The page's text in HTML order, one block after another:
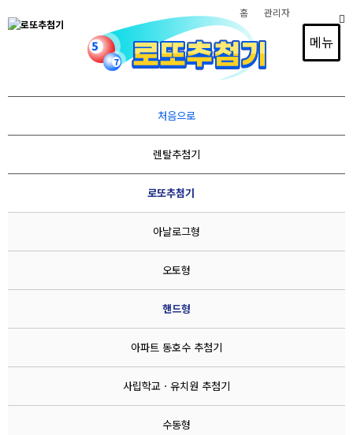
메뉴
관리자
홈
처음으로
렌탈추첨기
로또추첨기
아날로그형
오토형
핸드형
아파트 동호수 추첨기
사립학교ㆍ유치원 추첨기
수동형
경품추첨, 스포츠 조추첨, 순서추첨, 드레프트 추첨,
이벤트행사, 1인 방송 추첨, 광고홍보,
재개발 아파트동호수 추첨, 사립학교 유치원추첨,
로또추첨기, 빙고게임기등
추첨기 전문제작 및 렌탈
오토형
사립학교ㆍ유치원 추
첨기
기타